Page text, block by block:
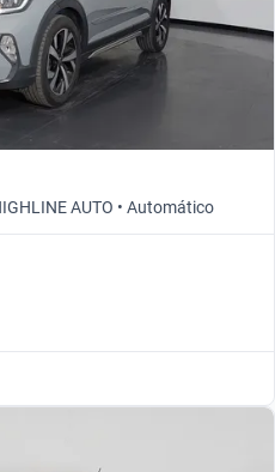
AUTO • Automático